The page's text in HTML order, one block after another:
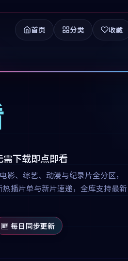
首页 分类 收藏
下载即点即看
、综艺、动漫与纪录片全分区，
播片单与新片速递，全库支持最新
🆕 每日同步更新